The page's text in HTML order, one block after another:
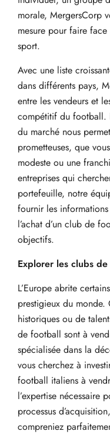
morale, MergersCorp
mesure pour faire
sport.
Avec une liste
dans différents pays,
entre les vendeurs et
compétitif du football.
du marché nous
prometteuses, que
modeste ou une
entreprises qui
portefeuille, notre
fournir les informations
l’achat d’un club de
objectifs.
Explorer les clubs
L’Europe abrite
prestigieux du monde.
historiques ou de
de football sont à
spécialisée dans la
vous cherchez à
football italiens à
l’expertise nécessaire
processus
compreniez